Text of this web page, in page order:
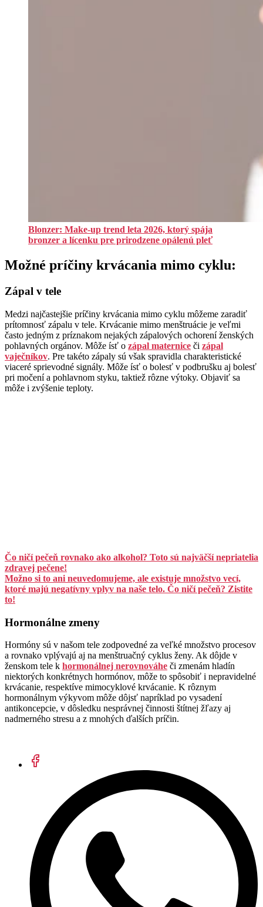
Blonzer: Make-up trend leta 2026, ktorý spája
bronzer a lícenku pre prirodzene opálenú pleť
Možné príčiny krvácania mimo cyklu:
Zápal v tele
Medzi najčastejšie príčiny krvácania mimo cyklu môžeme zaradiť
prítomnosť zápalu v tele. Krvácanie mimo menštruácie je veľmi
často jedným z príznakom nejakých zápalových ochorení ženských
pohlavných orgánov. Môže ísť o zápal maternice či zápal
vaječníkov. Pre takéto zápaly sú však spravidla charakteristické
viaceré sprievodné signály. Môže ísť o bolesť v podbrušku aj bolesť
pri močení a pohlavnom styku, taktiež rôzne výtoky. Objaviť sa
môže i zvýšenie teploty.
Čo ničí pečeň rovnako ako alkohol? Toto sú najväčší nepriatelia
zdravej pečene!
Možno si to ani neuvedomujeme, ale existuje množstvo vecí,
ktoré majú negatívny vplyv na naše telo. Čo ničí pečeň? Zistite
to!
Hormonálne zmeny
Hormóny sú v našom tele zodpovedné za veľké množstvo procesov
a rovnako vplývajú aj na menštruačný cyklus ženy. Ak dôjde v
ženskom tele k hormonálnej nerovnováhe či zmenám hladín
niektorých konkrétnych hormónov, môže to spôsobiť i nepravidelné
krvácanie, respektíve mimocyklové krvácanie. K rôznym
hormonálnym výkyvom môže dôjsť napríklad po vysadení
antikoncepcie, v dôsledku nesprávnej činnosti štítnej žľazy aj
nadmerného stresu a z mnohých ďalších príčin.